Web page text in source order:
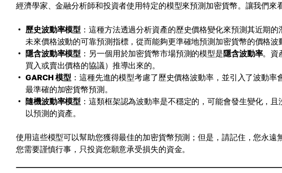
經濟學家、金融分析師和投資者使用特定的模型來預測加密貨幣。讓我們來
歷史波動率模型 ：這種方法透過分析資產的歷史價格變化來預測其近期
未來價格波動的可靠預測指標，從而能夠更準確地預測加密貨幣的價格波
隱含波動率模型 ：另一個用於加密貨幣市場預測的模型是隱含波動率。資
買入或賣出價格的協議）推導出來的。
GARCH 模型 ：這種先進的模型考慮了歷史價格波動率，並引入了波動
最準確的加密貨幣預測。
隨機波動率模型 ：這類框架認為波動率是不穩定的，可能會發生變化，
以預測的資產。
使用這些模型可以幫助您獲得最佳的加密貨幣預測；但是，請記住，您永遠
您需要謹慎行事，只投資您願意承受損失的資金。